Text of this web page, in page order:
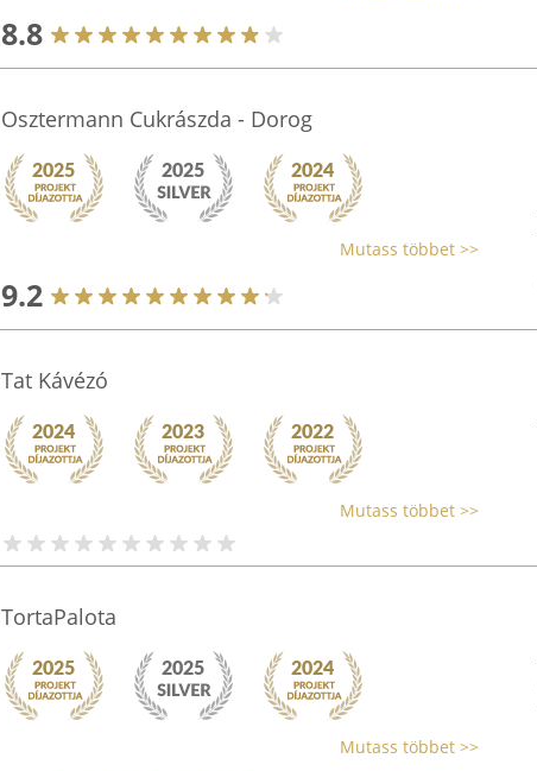
8.8
Osztermann Cukrászda - Dorog
Mutass többet >>
9.2
Tat Kávézó
Mutass többet >>
TortaPalota
Mutass többet >>